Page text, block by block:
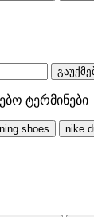
ტერმინები
shoes nike